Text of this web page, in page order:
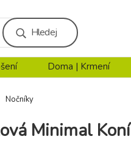
Hledej
Doma | Krmení
Nočníky
Minimal